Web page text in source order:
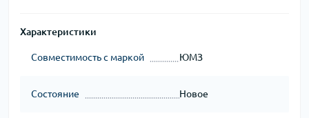
Характеристики
Совместимость с маркой ЮМЗ
Состояние Новое